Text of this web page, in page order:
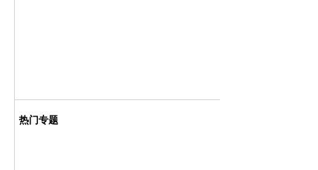
热门专题